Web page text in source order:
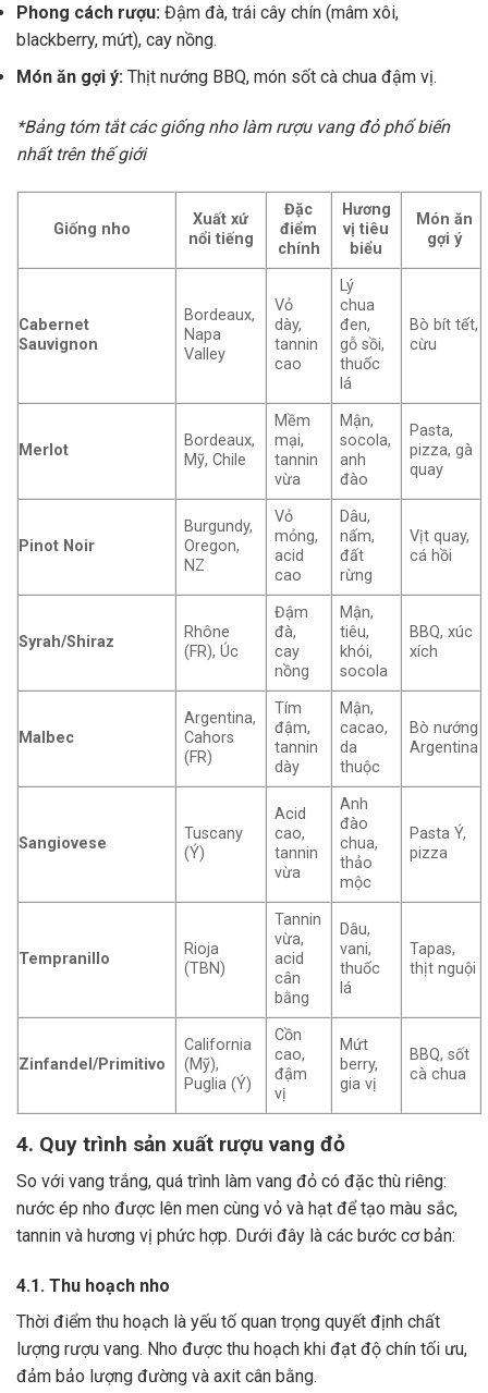
Phong cách rượu: Đậm đà, trái cây chín (mâm xôi,
blackberry, mứt), cay nồng.
Món ăn gợi ý: Thịt nướng BBQ, món sốt cà chua đậm vị.
*Bảng tóm tắt các giống nho làm rượu vang đỏ phổ biến
nhất trên thế giới
Giống nho
Xuất xứ
nổi tiếng
Đặc
điểm
chính
Hương
vị tiêu
biểu
Món ăn
gợi ý
Cabernet
Sauvignon
Bordeaux,
Napa
Valley
Vỏ
dày,
tannin
cao
Lý
chua
đen,
gỗ sồi,
thuốc
lá
Bò bít tết,
cừu
Merlot
Bordeaux,
Mỹ, Chile
Mềm
mại,
tannin
vừa
Mận,
socola,
anh
đào
Pasta,
pizza, gà
quay
Pinot Noir
Burgundy,
Oregon,
NZ
Vỏ
mỏng,
acid
cao
Dâu,
nấm,
đất
rừng
Vịt quay,
cá hồi
Syrah/Shiraz
Rhône
(FR), Úc
Đậm
đà,
cay
nồng
Mận,
tiêu,
khói,
socola
BBQ, xúc
xích
Malbec
Argentina,
Cahors
(FR)
Tím
đậm,
tannin
dày
Mận,
cacao,
da
thuộc
Bò nướng
Argentina
Sangiovese
Tuscany
(Ý)
Acid
cao,
tannin
vừa
Anh
đào
chua,
thảo
mộc
Pasta Ý,
pizza
Tempranillo
Rioja
(TBN)
Tannin
vừa,
acid
cân
bằng
Dâu,
vani,
thuốc
lá
Tapas,
thịt nguội
Zinfandel/Primitivo
California
(Mỹ),
Puglia (Ý)
Cồn
cao,
đậm
vị
Mứt
berry,
gia vị
BBQ, sốt
cà chua
4. Quy trình sản xuất rượu vang đỏ
So với vang trắng, quá trình làm vang đỏ có đặc thù riêng:
nước ép nho được lên men cùng vỏ và hạt để tạo màu sắc,
tannin và hương vị phức hợp. Dưới đây là các bước cơ bản:
4.1. Thu hoạch nho
Thời điểm thu hoạch là yếu tố quan trọng quyết định chất
lượng rượu vang. Nho được thu hoạch khi đạt độ chín tối ưu,
đảm bảo lượng đường và axit cân bằng.